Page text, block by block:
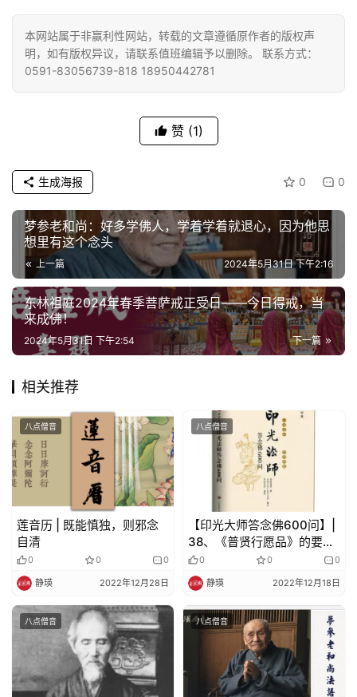
音
高
僧
心
乐
菩
提
专
题
公
益
慈
善
佛
教
人
寺
院
巡
登录
本网站属于非赢利性网站，转载的文章遵循原作者的版权声
明，如有版权异议，请联系值班编辑予以删除。 联系方式：
0591-83056739-818 18950442781
赞 (1)
0 0
生成海报
梦参老和尚：好多学佛人，学着学着就退心，因为他思
想里有这个念头
上一篇 2024年5月31日 下午2:16
东林祖庭2024年春季菩萨戒正受日——今日得戒，当
来成佛！
下一篇
2024年5月31日 下午2:54
相关推荐
八点僧音
莲音历 | 既能慎独，则邪念
自清
0 0 0
静瑛 2022年12月28日
八点僧音
【印光大师答念佛600问】|
38、《普贤行愿品》的要义
是什么？
0 0 0
静瑛 2022年12月18日
八点僧音 八点僧音